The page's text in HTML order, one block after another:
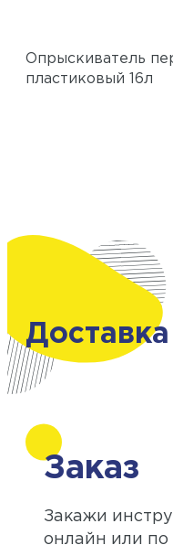
Опрыскиватель
пластиковый 16л
Доставка
Заказ
Закажи
онлайн или по